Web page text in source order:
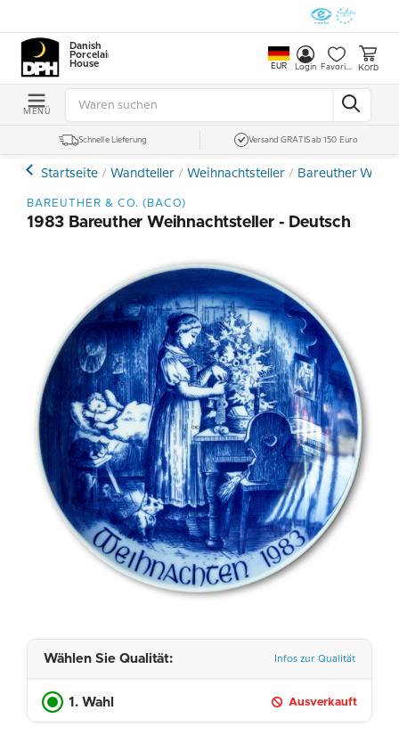
Danish
Porcelain
House
EUR Login Favoriten Korb
MENÜ
Schnelle Lieferung Versand GRATIS ab 150 Euro
Startseite Wandteller Weihnachtsteller Bareuther
BAREUTHER & CO. (BACO)
1983 Bareuther Weihnachtsteller - Deutsch
Wählen Sie Qualität: Infos zur Qualität
1. Wahl Ausverkauft